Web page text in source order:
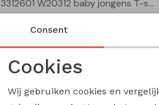
3312601 W20312 baby jongens T-shirt lm Groen mos
3312402 W20309 baby jongens sweater Taupe
Noodzakelijke cookies
Consent
Cookies
Wij gebruiken cookies en